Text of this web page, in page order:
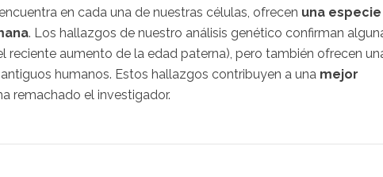
en cada una de nuestras células, ofrecen una especie
. Los hallazgos de nuestro análisis genético confirman
aumento de la edad paterna), pero también ofrecen
humanos. Estos hallazgos contribuyen a una mejor
remachado el investigador.